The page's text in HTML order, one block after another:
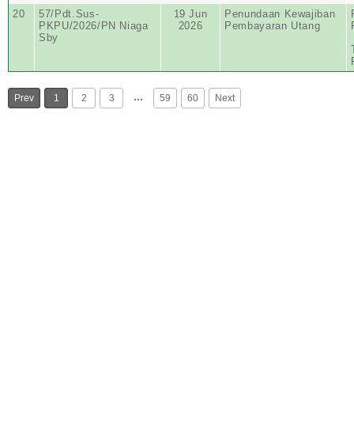
20
57/Pdt.Sus-
PKPU/2026/PN Niaga
Sby
19 Jun
2026
Penundaan Kewajiban
Pembayaran Utang
Prev 1 2 3 … 59 60 Next